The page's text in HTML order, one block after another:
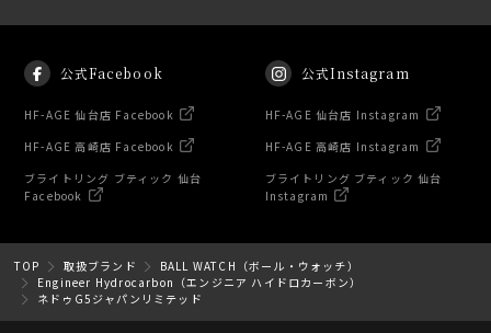
公式Facebook
HF-AGE 仙台店 Facebook
HF-AGE 高崎店 Facebook
ブライトリング ブティック 仙台
Facebook
公式Instagram
HF-AGE 仙台店 Instagram
HF-AGE 高崎店 Instagram
ブライトリング ブティック 仙台
Instagram
TOP 取扱ブランド
BALL WATCH（ボール・ウォッチ）
Engineer Hydrocarbon（エンジニア ハイドロカーボン）
ネドゥG5ジャパンリミテッド